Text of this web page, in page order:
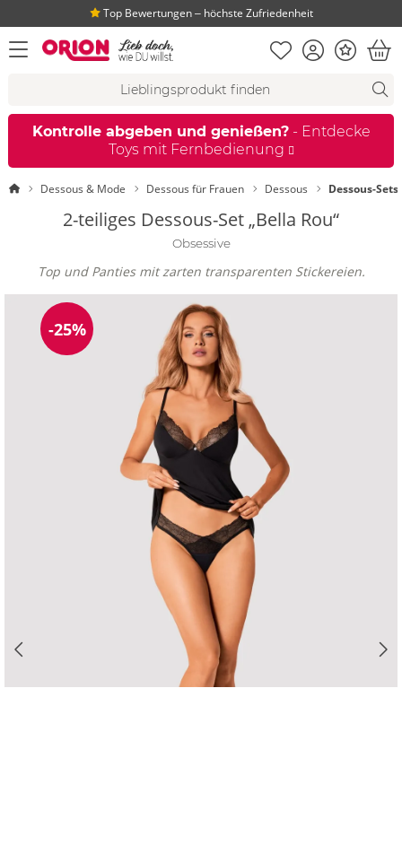
Top Bewertungen ‒ höchste Zufriedenheit
Menü öffnen Merkliste
KontoBonus
Kontrolle abgeben und genießen?- Entdecke
Toys mit Fernbedienung
StartseiteDessous & Mode Dessous für Frauen Dessous Dessous-Sets
2-teiliges Dessous-Set „Bella Rou“
Obsessive
Top und Panties mit zarten transparenten Stickereien.
Reduzierung
-25%